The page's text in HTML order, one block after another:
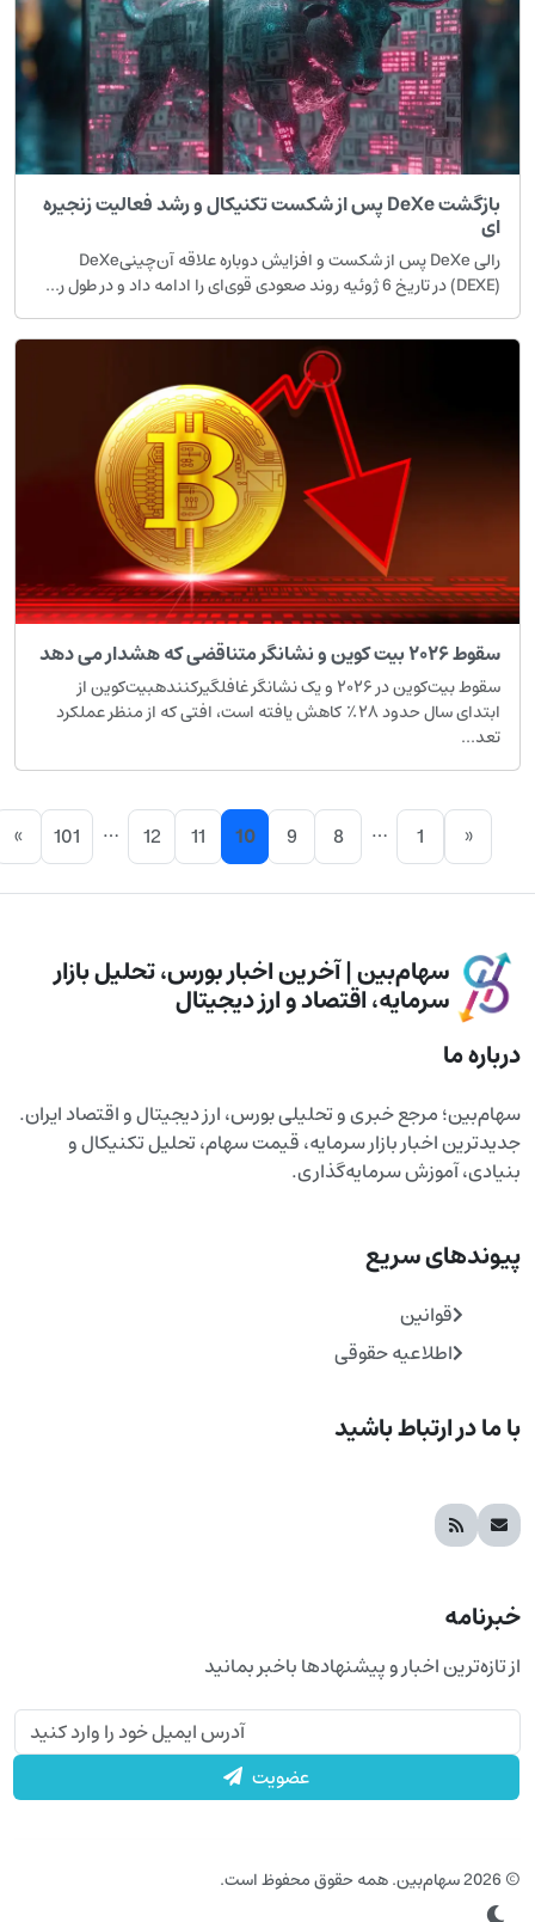
بازگشت DeXe پس از شکست تکنیکال و رشد فعالیت زنجیره
ای
رالی DeXe پس از شکست و افزایش دوباره علاقه آن‌چینیDeXe
(DEXE) در تاریخ 6 ژوئیه روند صعودی قوی‌ای را ادامه داد و در طول ر...
سقوط ۲۰۲۶ بیت کوین و نشانگر متناقضی که هشدار می دهد
سقوط بیت‌کوین در ۲۰۲۶ و یک نشانگر غافلگیرکنندهبیت‌کوین از
ابتدای سال حدود ۲۸٪ کاهش یافته است، افتی که از منظر عملکرد
تعد...
«
…
8
9
10
11
12
…
101
»
سهام‌بین | آخرین اخبار بورس، تحلیل بازار
سرمایه، اقتصاد و ارز دیجیتال
درباره ما
سهام‌بین؛ مرجع خبری و تحلیلی بورس، ارز دیجیتال و اقتصاد ایران.
جدیدترین اخبار بازار سرمایه، قیمت سهام، تحلیل تکنیکال و
بنیادی، آموزش سرمایه‌گذاری.
پیوندهای سریع
قوانین
اطلاعیه حقوقی
با ما در ارتباط باشید
خبرنامه
از تازه‌ترین اخبار و پیشنهادها باخبر بمانید
عضویت
© 2026 سهام‌بین. همه حقوق محفوظ است.